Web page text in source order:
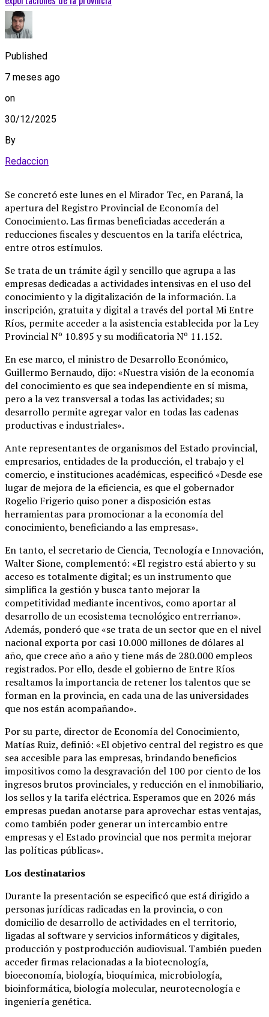
Published
7 meses ago
on
30/12/2025
By
Redaccion
Se concretó este lunes en el Mirador Tec, en Paraná, la
apertura del Registro Provincial de Economía del
Conocimiento. Las firmas beneficiadas accederán a
reducciones fiscales y descuentos en la tarifa eléctrica,
entre otros estímulos.
Se trata de un trámite ágil y sencillo que agrupa a las
empresas dedicadas a actividades intensivas en el uso del
conocimiento y la digitalización de la información. La
inscripción, gratuita y digital a través del portal Mi Entre
Ríos, permite acceder a la asistencia establecida por la Ley
Provincial Nº 10.895 y su modificatoria Nº 11.152.
En ese marco, el ministro de Desarrollo Económico,
Guillermo Bernaudo, dijo: «Nuestra visión de la economía
del conocimiento es que sea independiente en sí misma,
pero a la vez transversal a todas las actividades; su
desarrollo permite agregar valor en todas las cadenas
productivas e industriales».
Ante representantes de organismos del Estado provincial,
empresarios, entidades de la producción, el trabajo y el
comercio, e instituciones académicas, especificó «Desde ese
lugar de mejora de la eficiencia, es que el gobernador
Rogelio Frigerio quiso poner a disposición estas
herramientas para promocionar a la economía del
conocimiento, beneficiando a las empresas».
En tanto, el secretario de Ciencia, Tecnología e Innovación,
Walter Sione, complementó: «El registro está abierto y su
acceso es totalmente digital; es un instrumento que
simplifica la gestión y busca tanto mejorar la
competitividad mediante incentivos, como aportar al
desarrollo de un ecosistema tecnológico entrerriano».
Además, ponderó que «se trata de un sector que en el nivel
nacional exporta por casi 10.000 millones de dólares al
año, que crece año a año y tiene más de 280.000 empleos
registrados. Por ello, desde el gobierno de Entre Ríos
resaltamos la importancia de retener los talentos que se
forman en la provincia, en cada una de las universidades
que nos están acompañando».
Por su parte, director de Economía del Conocimiento,
Matías Ruiz, definió: «El objetivo central del registro es que
sea accesible para las empresas, brindando beneficios
impositivos como la desgravación del 100 por ciento de los
ingresos brutos provinciales, y reducción en el inmobiliario,
los sellos y la tarifa eléctrica. Esperamos que en 2026 más
empresas puedan anotarse para aprovechar estas ventajas,
como también poder generar un intercambio entre
empresas y el Estado provincial que nos permita mejorar
las políticas públicas».
Los destinatarios
Durante la presentación se especificó que está dirigido a
personas jurídicas radicadas en la provincia, o con
domicilio de desarrollo de actividades en el territorio,
ligadas al software y servicios informáticos y digitales,
producción y postproducción audiovisual. También pueden
acceder firmas relacionadas a la biotecnología,
bioeconomía, biología, bioquímica, microbiología,
bioinformática, biología molecular, neurotecnología e
ingeniería genética.